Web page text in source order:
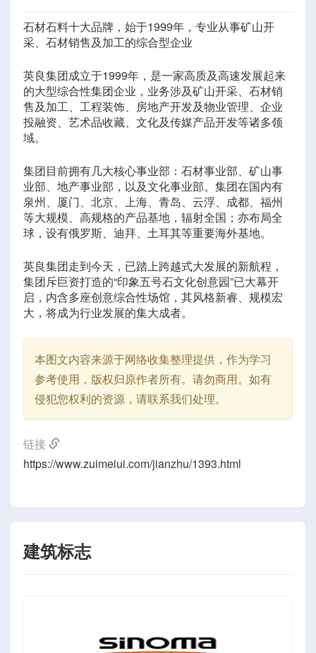
石材石料十大品牌，始于1999年，专业从事矿山开
采、石材销售及加工的综合型企业
英良集团成立于1999年，是一家高质及高速发展起来
的大型综合性集团企业，业务涉及矿山开采、石材销
售及加工、工程装饰、房地产开发及物业管理、企业
投融资、艺术品收藏、文化及传媒产品开发等诸多领
域。
集团目前拥有几大核心事业部：石材事业部、矿山事
业部、地产事业部，以及文化事业部。集团在国内有
泉州、厦门、北京、上海、青岛、云浮、成都、福州
等大规模、高规格的产品基地，辐射全国；亦布局全
球，设有俄罗斯、迪拜、土耳其等重要海外基地。
英良集团走到今天，已踏上跨越式大发展的新航程，
集团斥巨资打造的“印象五号石文化创意园”已大幕开
启，内含多座创意综合性场馆，其风格新睿、规模宏
大，将成为行业发展的集大成者。
本图文内容来源于网络收集整理提供，作为学习
参考使用，版权归原作者所有。请勿商用。如有
侵犯您权利的资源，请联系我们处理。
链接
https://www.zuimeiui.com/jianzhu/1393.html
建筑标志